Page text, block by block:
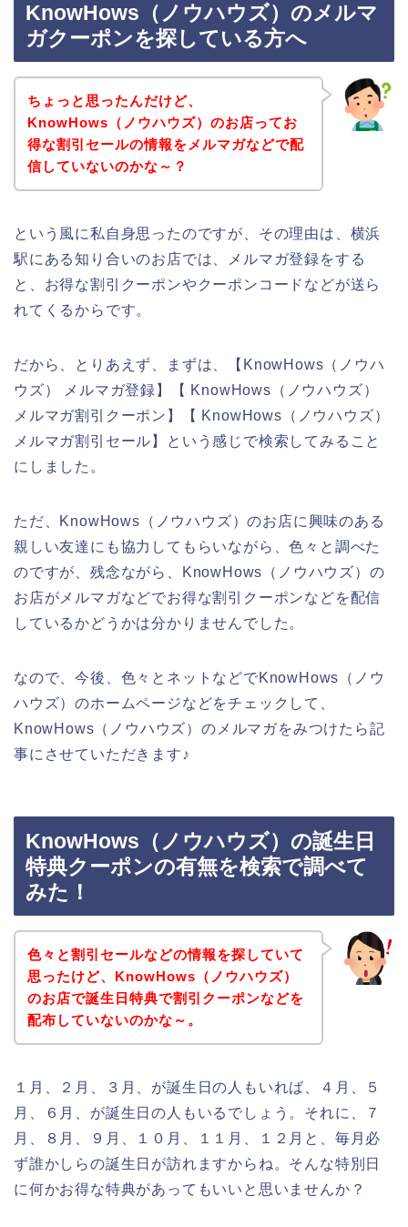
KnowHows（ノウハウズ）のメルマ
ガクーポンを探している方へ
ちょっと思ったんだけど、
KnowHows（ノウハウズ）のお店ってお
得な割引セールの情報をメルマガなどで配
信していないのかな～？
という風に私自身思ったのですが、その理由は、横浜
駅にある知り合いのお店では、メルマガ登録をする
と、お得な割引クーポンやクーポンコードなどが送ら
れてくるからです。
だから、とりあえず、まずは、【KnowHows（ノウハ
ウズ） メルマガ登録】【 KnowHows（ノウハウズ）
メルマガ割引クーポン】【 KnowHows（ノウハウズ）
メルマガ割引セール】という感じで検索してみること
にしました。
ただ、KnowHows（ノウハウズ）のお店に興味のある
親しい友達にも協力してもらいながら、色々と調べた
のですが、残念ながら、KnowHows（ノウハウズ）の
お店がメルマガなどでお得な割引クーポンなどを配信
しているかどうかは分かりませんでした。
なので、今後、色々とネットなどでKnowHows（ノウ
ハウズ）のホームページなどをチェックして、
KnowHows（ノウハウズ）のメルマガをみつけたら記
事にさせていただきます♪
KnowHows（ノウハウズ）の誕生日
特典クーポンの有無を検索で調べて
みた！
色々と割引セールなどの情報を探していて
思ったけど、KnowHows（ノウハウズ）
のお店で誕生日特典で割引クーポンなどを
配布していないのかな～。
１月、２月、３月、が誕生日の人もいれば、４月、５
月、６月、が誕生日の人もいるでしょう。それに、７
月、８月、９月、１０月、１１月、１２月と、毎月必
ず誰かしらの誕生日が訪れますからね。そんな特別日
に何かお得な特典があってもいいと思いませんか？